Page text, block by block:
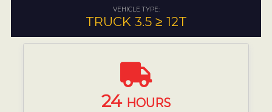
VEHICLE TYPE:
TRUCK 3.5 ≥ 12T
24 HOURS